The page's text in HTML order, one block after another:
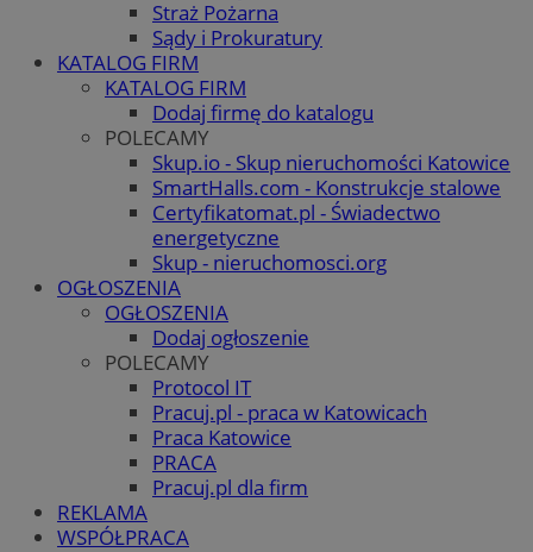
Straż Pożarna
Sądy i Prokuratury
KATALOG FIRM
KATALOG FIRM
Dodaj firmę do katalogu
POLECAMY
Skup.io - Skup nieruchomości Katowice
SmartHalls.com - Konstrukcje stalowe
Certyfikatomat.pl - Świadectwo
energetyczne
Skup - nieruchomosci.org
OGŁOSZENIA
OGŁOSZENIA
Dodaj ogłoszenie
POLECAMY
Protocol IT
Pracuj.pl - praca w Katowicach
Praca Katowice
PRACA
Pracuj.pl dla firm
REKLAMA
WSPÓŁPRACA